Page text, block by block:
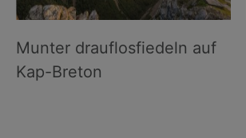
Munter drauflosfiedeln auf
Kap-Breton